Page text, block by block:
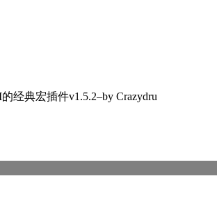
经典宏插件v1.5.2–by Crazydru